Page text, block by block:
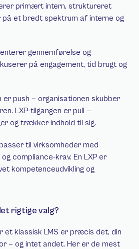
primært intern, struktureret
på et bredt spektrum af interne og
gennemførelse og
på engagement, tid brugt og
er push — organisationen skubber
LXP-tilgangen er pull —
og trækker indhold til sig.
til virksomheder med
compliance-krav. En LXP er
kompetenceudvikling og
rigtige valg?
et klassisk LMS er præcis det, din
— og intet andet. Her er de mest